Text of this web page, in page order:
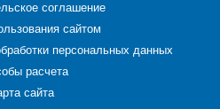
соглашение
сайтом
персональных данных
расчета
сайта